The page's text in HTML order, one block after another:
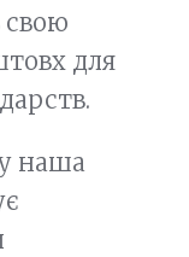
свою
для
наша